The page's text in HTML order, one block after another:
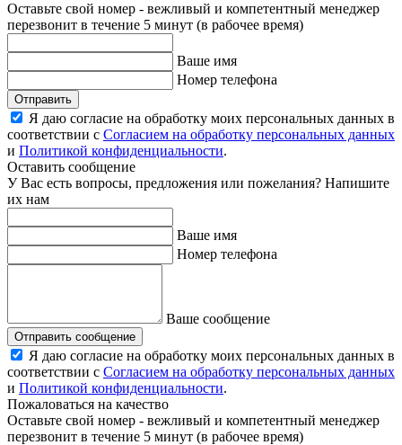
Оставьте свой номер - вежливый и компетентный менеджер
перезвонит в течение 5 минут (в рабочее время)
Ваше имя
Номер телефона
Отправить
Я даю согласие на обработку моих персональных данных в
соответствии с Согласием на обработку персональных данных
и Политикой конфиденциальности.
Оставить сообщение
У Вас есть вопросы, предложения или пожелания? Напишите
их нам
Ваше имя
Номер телефона
Ваше сообщение
Отправить сообщение
Я даю согласие на обработку моих персональных данных в
соответствии с Согласием на обработку персональных данных
и Политикой конфиденциальности.
Пожаловаться на качество
Оставьте свой номер - вежливый и компетентный менеджер
перезвонит в течение 5 минут (в рабочее время)